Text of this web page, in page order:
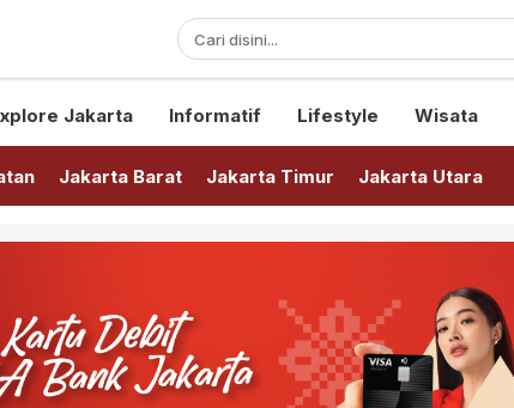
Disini!
Jakarta Informatif Lifestyle Wisata
Jakarta Barat Jakarta Timur Jakarta Utara